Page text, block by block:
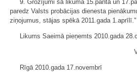
9. Grozījumi šā likuma 15.pantā un
paredz Valsts probācijas dienesta
ziņojumus, stājas spēkā 2011.gada 1.aprīlī."
Likums Saeimā pieņemts 2010.gada
Rīgā 2010.gada 17.novembrī